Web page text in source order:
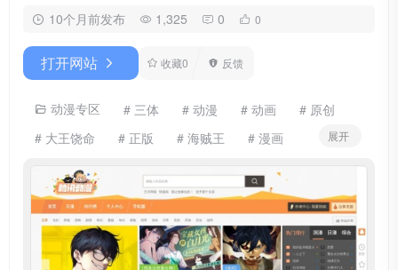
10个月前发布 1,325 0 0
打开网站 收藏0 反馈
动漫专区 # 三体 # 动漫 # 动画
# 原创
# 大王饶命
# 正版 # 海贼王
# 漫画
# 火影忍者
# 腾讯动漫官方网站
展开